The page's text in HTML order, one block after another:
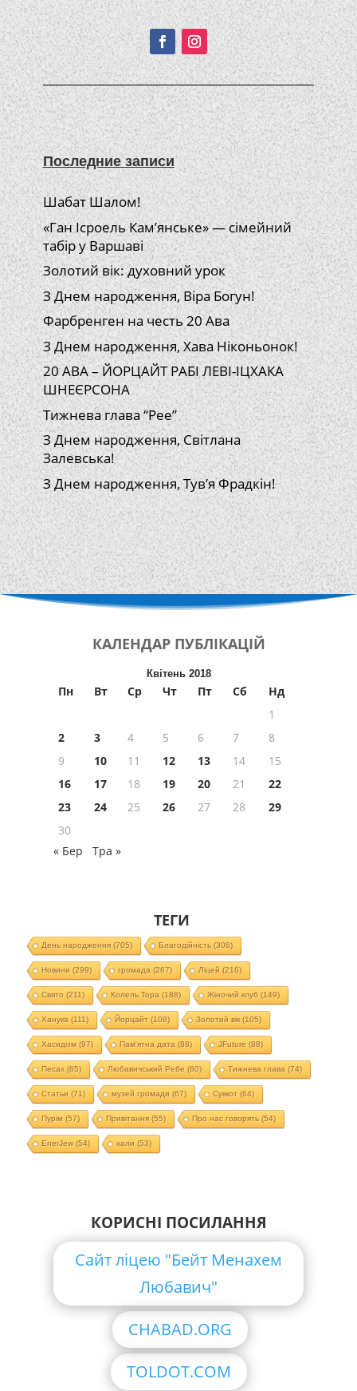
Подписывайтесь!
Последние записи
Шабат Шалом!
«Ган Ісроель Кам’янське» — сімейний
табір у Варшаві
Золотий вік: духовний урок
З Днем народження, Віра Богун!
Фарбренген на честь 20 Ава
З Днем народження, Хава Ніконьонок!
20 АВА – ЙОРЦАЙТ РАБІ ЛЕВІ-ІЦХАКА
ШНЕЄРСОНА
Тижнева глава “Рее”
З Днем народження, Світлана
Залевська!
З Днем народження, Тув’я Фрадкін!
КАЛЕНДАР ПУБЛІКАЦІЙ
Квітень 2018
Пн Вт Ср Чт Пт Сб
Нд
1
2
3 4 5 6 7
8
9
10 11 12 13 14
15
16
17 18 19 20 21
22
23
24 25 26 27 28
29
30
« Бер
Тра »
ТЕГИ
День народження(705) Благодійність(308)
Новини (299) громада (267) Ліцей (216)
Свято (211) Колель Тора (188) Жіночий клуб (149)
Ханука (111) Йорцайт (108) Золотий вік(105)
Хасидізм (97) Пам'ятна дата (88) JFuture (88)
Песах(85) Любавичський Ребе (80) Тижнева глава (74)
Статьи (71) музей громади (67) Суккот (64)
Пурім (57) Привітання(55) Про нас говорять(54)
EnerJew(54) хали (53)
КОРИСНІ ПОСИЛАННЯ
Сайт ліцею "Бейт Менахем
Любавич"
CHABAD.ORG
TOLDOT.COM